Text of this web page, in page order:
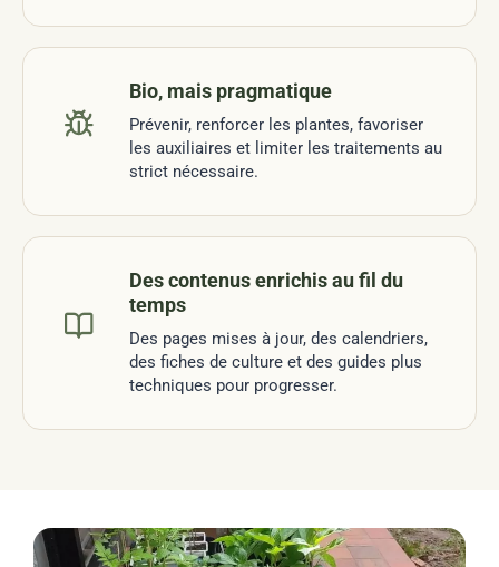
Bio, mais pragmatique
Prévenir, renforcer les plantes, favoriser
les auxiliaires et limiter les traitements au
strict nécessaire.
Des contenus enrichis au fil du
temps
Des pages mises à jour, des calendriers,
des fiches de culture et des guides plus
techniques pour progresser.